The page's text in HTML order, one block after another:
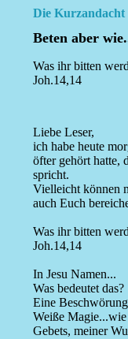
Die Kurzandacht
Beten aber
Was ihr bitten
Joh.14,14
Liebe Leser,
ich habe heute
öfter gehört hatte,
spricht.
Vielleicht können
auch Euch
Was ihr bitten
Joh.14,14
In Jesu Namen...
Was bedeutet das?
Eine
Weiße
Gebets, meiner